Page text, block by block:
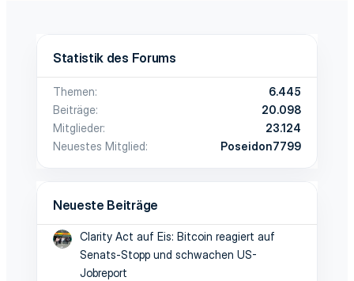
Statistik des Forums
Themen
6.445
Beiträge
20.098
Mitglieder
23.124
Neuestes Mitglied
Poseidon7799
Neueste Beiträge
Clarity Act auf Eis: Bitcoin reagiert auf
Senats-Stopp und schwachen US-
Jobreport